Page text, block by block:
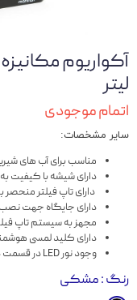
لیتر
اتمام موجودی
سایر مشخصات:
مناسب برای آب های
دارای شیشه با کیفیت
دارای تاپ فیلتر منحصر
دارای جایگاه جهت
مجهز به سیستم تاپ
دارای کلید لمسی
وجود نور LED در قسمت درپوش آکواریوم
رنگ: مشکی